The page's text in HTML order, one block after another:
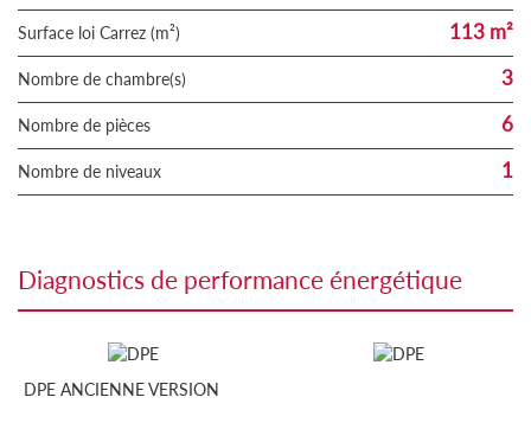
Surface loi Carrez (m²) 113 m²
Nombre de chambre(s) 3
Nombre de pièces 6
Nombre de niveaux 1
diagnostics de performance énergétique
DPE ANCIENNE VERSION